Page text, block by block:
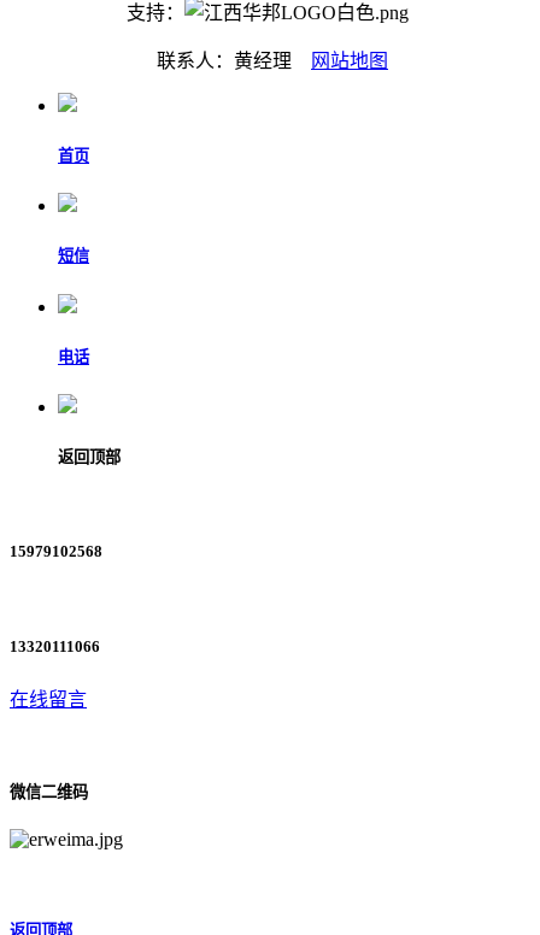
支持：
联系人：黄经理 网站地图
首页
短信
电话
返回顶部
15979102568
13320111066
在线留言
微信二维码
返回顶部